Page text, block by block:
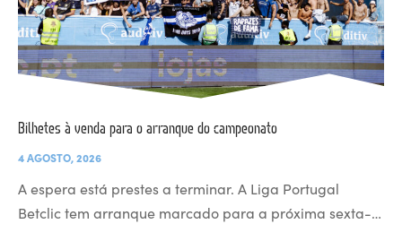
Bilhetes à venda para o arranque do campeonato
4 AGOSTO, 2026
A espera está prestes a terminar. A Liga Portugal
Betclic tem arranque marcado para a próxima sexta-…